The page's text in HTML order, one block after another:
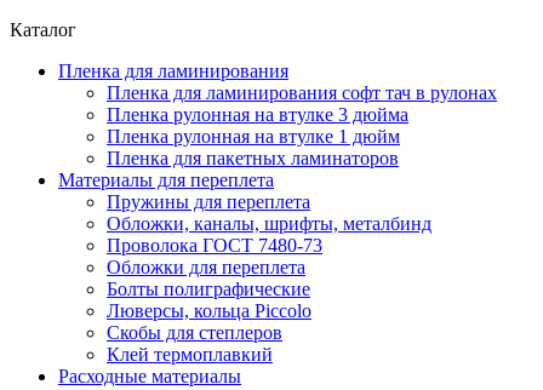
Каталог
Пленка для ламинирования
Пленка для ламинирования софт тач в рулонах
Пленка рулонная на втулке 3 дюйма
Пленка рулонная на втулке 1 дюйм
Пленка для пакетных ламинаторов
Материалы для переплета
Пружины для переплета
Обложки, каналы, шрифты, металбинд
Проволока ГОСТ 7480-73
Обложки для переплета
Болты полиграфические
Люверсы, кольца Piccolo
Скобы для степлеров
Клей термоплавкий
Расходные материалы